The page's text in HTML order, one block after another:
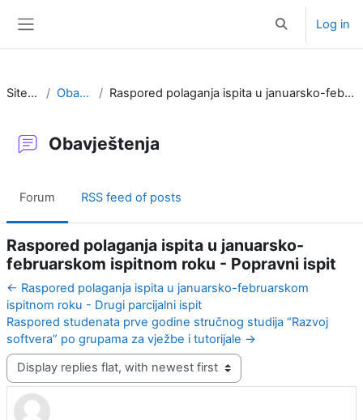
Toggle search
Log in
Site pages Obavještenja Raspored polaganja ispita u januarsko-februarskom ispitnom roku - Popravni ispit
Obavještenja
Forum RSS feed of posts
Raspored polaganja ispita u januarsko-
februarskom ispitnom roku - Popravni ispit
← Raspored polaganja ispita u januarsko-februarskom
ispitnom roku - Drugi parcijalni ispit
Raspored studenata prve godine stručnog studija “Razvoj
softvera” po grupama za vježbe i tutorijale →
Display mode